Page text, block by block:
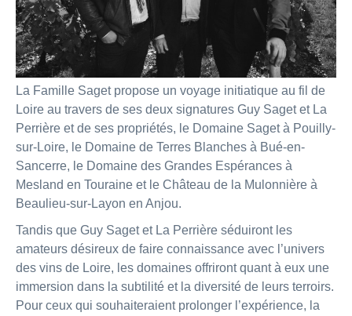
La Famille Saget propose un voyage initiatique au fil de
Loire au travers de ses deux signatures Guy Saget et La
Perrière et de ses propriétés, le Domaine Saget à Pouilly-
sur-Loire, le Domaine de Terres Blanches à Bué-en-
Sancerre, le Domaine des Grandes Espérances à
Mesland en Touraine et le Château de la Mulonnière à
Beaulieu-sur-Layon en Anjou.
Tandis que Guy Saget et La Perrière séduiront les
amateurs désireux de faire connaissance avec l’univers
des vins de Loire, les domaines offriront quant à eux une
immersion dans la subtilité et la diversité de leurs terroirs.
Pour ceux qui souhaiteraient prolonger l’expérience, la